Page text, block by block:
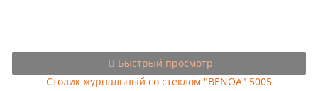
Быстрый просмотр
Столик журнальный со стеклом "BENOA" 5005